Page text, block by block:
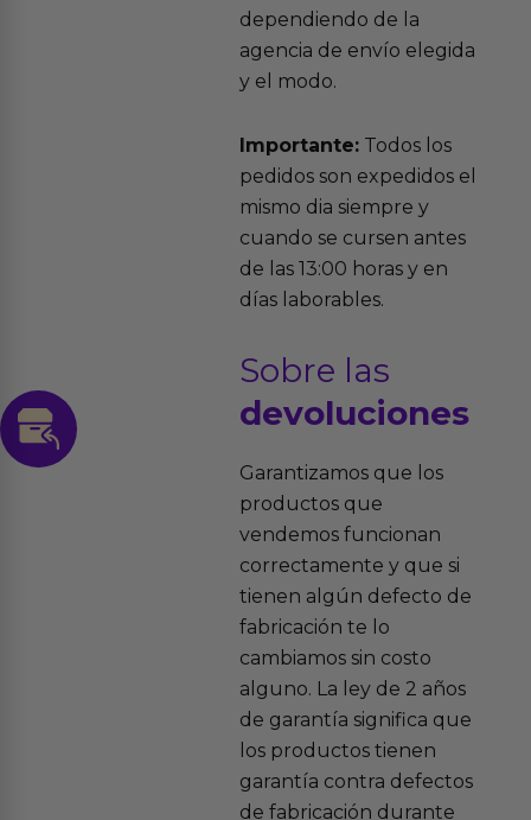
dependiendo de la
agencia de envío elegida
y el modo.
Importante:Todos los
pedidos son expedidos el
mismo dia siempre y
cuando se cursen antes
de las 13:00 horas y en
días laborables.
Sobre las
devoluciones
Garantizamos que los
productos que
vendemos funcionan
correctamente y que si
tienen algún defecto de
fabricación te lo
cambiamos sin costo
alguno. La ley de 2 años
de garantía significa que
los productos tienen
garantía contra defectos
de fabricación durante